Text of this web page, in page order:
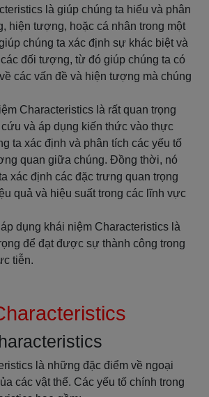
là giúp chúng ta hiểu và phân
hiện tượng, hoặc cá nhân trong một
chúng ta xác định sự khác biệt và
đối tượng, từ đó giúp chúng ta có
các vấn đề và hiện tượng mà chúng
Characteristics là rất quan trọng
và áp dụng kiến thức vào thực
ta xác định và phân tích các yếu tố
quan giữa chúng. Đồng thời, nó
xác định các đặc trưng quan trọng
quả và hiệu suất trong các lĩnh vực
dụng khái niệm Characteristics là
để đạt được sự thành công trong
tiễn.
là những đặc điểm về ngoại
các vật thể. Các yếu tố chính trong